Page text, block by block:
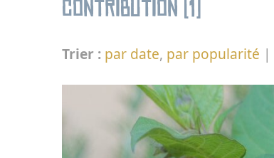
Contribution (1)
Trier : par date, par popularité |